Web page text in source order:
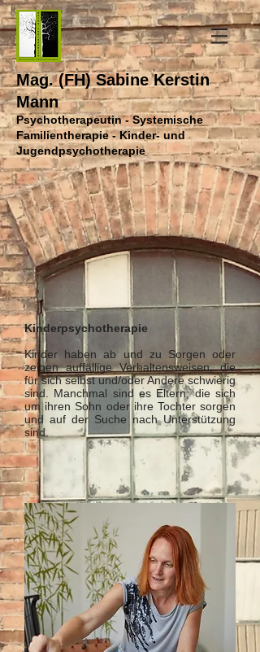
Mag. (FH) Sabine Kerstin
Mann
Psychotherapeutin - Systemische
Familientherapie - Kinder- und
Jugendpsychotherapie
Kinderpsychotherapie
Kinder haben ab und zu Sorgen oder
zeigen auffällige Verhaltensweisen, die
für sich selbst und/oder Andere schwierig
sind. Manchmal sind es Eltern, die sich
um ihren Sohn oder ihre Tochter sorgen
und auf der Suche nach Unterstützung
sind.